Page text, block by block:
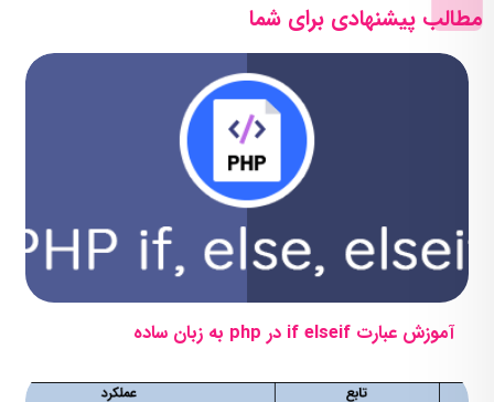
مطالب پیشنهادی برای شما
آموزش عبارت if elseif در php به زبان ساده